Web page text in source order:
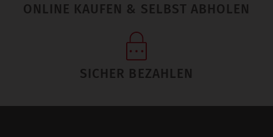
ONLINE KAUFEN & SELBST ABHOLEN
SICHER BEZAHLEN